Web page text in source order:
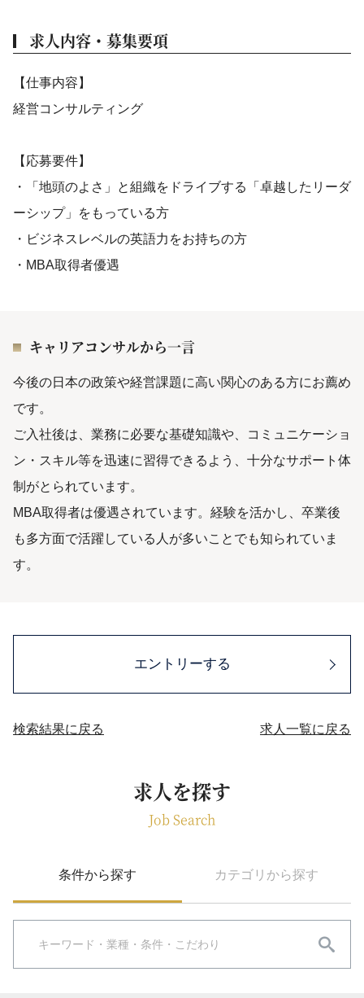
求人内容・募集要項
【仕事内容】
経営コンサルティング
【応募要件】
・「地頭のよさ」と組織をドライブする「卓越したリーダ
ーシップ」をもっている方
・ビジネスレベルの英語力をお持ちの方
・MBA取得者優遇
キャリアコンサルから一言
今後の日本の政策や経営課題に高い関心のある方にお薦め
です。
ご入社後は、業務に必要な基礎知識や、コミュニケーショ
ン・スキル等を迅速に習得できるよう、十分なサポート体
制がとられています。
MBA取得者は優遇されています。経験を活かし、卒業後
も多方面で活躍している人が多いことでも知られていま
す。
エントリーする
検索結果に戻る 求人一覧に戻る
求人を探す
Job Search
条件から探す カテゴリから探す